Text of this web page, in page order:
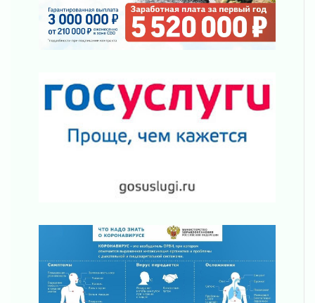
Новая площадка: 2027
03 августа 2026
Часть медиков в Ленобласти сможет
За сутки в Ленинградской области
ликвидировали 10 пожаров
Клюква наливается, но в корзинку пока не
Строительные компании Ленобласти
Шесть новых жизней в честь дня рождения
Ленинградской области
03 августа 2026
Уроки безопасности для детей и взрослых
03 августа 2026